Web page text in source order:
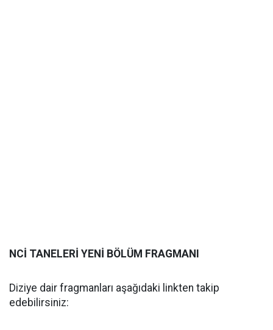
NCİ TANELERİ YENİ BÖLÜM FRAGMANI
Diziye dair fragmanları aşağıdaki linkten takip
edebilirsiniz: